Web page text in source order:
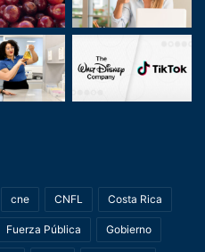
cne CNFL Costa Rica
Fuerza Pública Gobierno